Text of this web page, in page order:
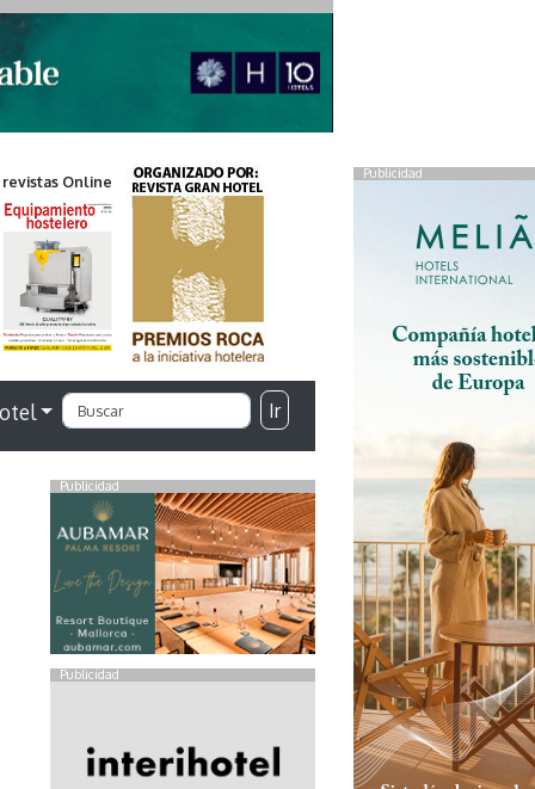
Publicidad
Online
Ir
Publicidad
Publicidad